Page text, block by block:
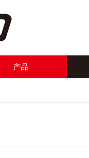
产品